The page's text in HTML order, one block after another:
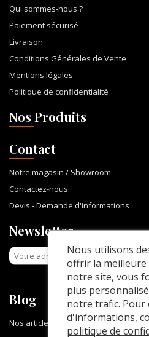
Qui sommes-nous ?
Paiement sécurisé
Livraison
Conditions Générales de Vente
Mentions légales
Politique de confidentialité
Nos Produits
Contact
Notre magasin / Showroom
Contactez-nous
Devis - Demande d'informations
Newsletter
Blog
Nos articles
Nous utilisons
offrir la meilleure
notre site, vous
plus
notre trafic.
d'informations,
politique de